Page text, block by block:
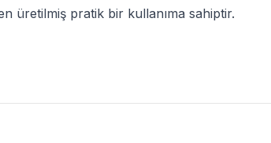
üretilmiş pratik bir kullanıma sahiptir.